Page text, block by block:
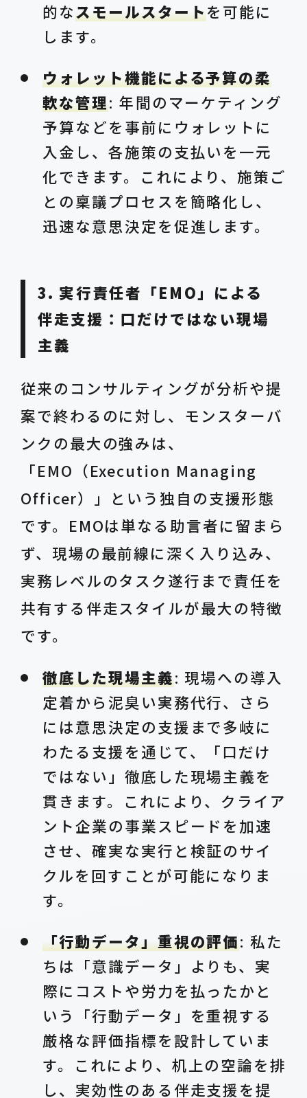
的なスモールスタートを可能に
します。
ウォレット機能による予算の柔
軟な管理: 年間のマーケティング
予算などを事前にウォレットに
入金し、各施策の支払いを一元
化できます。これにより、施策ご
との稟議プロセスを簡略化し、
迅速な意思決定を促進します。
3. 実行責任者「EMO」による
伴走支援：口だけではない現場
主義
従来のコンサルティングが分析や提
案で終わるのに対し、モンスターバ
ンクの最大の強みは、
「EMO（Execution Managing
Officer）」という独自の支援形態
です。EMOは単なる助言者に留まら
ず、現場の最前線に深く入り込み、
実務レベルのタスク遂行まで責任を
共有する伴走スタイルが最大の特徴
です。
徹底した現場主義: 現場への導入
定着から泥臭い実務代行、さら
には意思決定の支援まで多岐に
わたる支援を通じて、「口だけ
ではない」徹底した現場主義を
貫きます。これにより、クライア
ント企業の事業スピードを加速
させ、確実な実行と検証のサイ
クルを回すことが可能になりま
す。
「行動データ」重視の評価: 私た
ちは「意識データ」よりも、実
際にコストや労力を払ったかと
いう「行動データ」を重視する
厳格な評価指標を設計していま
す。これにより、机上の空論を排
し、実効性のある伴走支援を提